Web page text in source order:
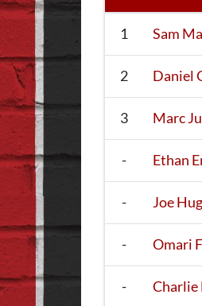
1 Sam
2 Daniel
3 Marc
- Ethan
- Joe
- Omari
-